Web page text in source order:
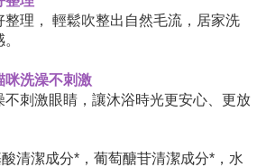
理， 輕鬆吹整出自然毛流，居家洗
咪洗澡不刺激
不刺激眼睛，讓沐浴時光更安心、更放
清潔成分* ，葡萄醣苷清潔成分* ，水